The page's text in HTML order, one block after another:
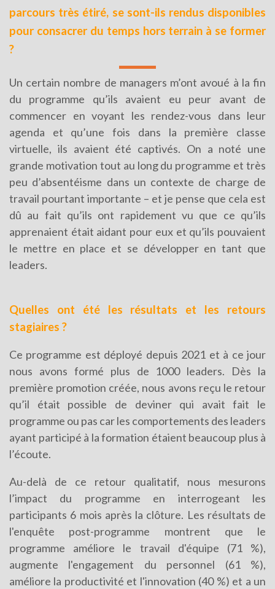
parcours très étiré, se sont-ils rendus disponibles
pour consacrer du temps hors terrain à se former
?
Un certain nombre de managers m’ont avoué à la fin
du programme qu’ils avaient eu peur avant de
commencer en voyant les rendez-vous dans leur
agenda et qu’une fois dans la première classe
virtuelle, ils avaient été captivés. On a noté une
grande motivation tout au long du programme et très
peu d’absentéisme dans un contexte de charge de
travail pourtant importante – et je pense que cela est
dû au fait qu’ils ont rapidement vu que ce qu’ils
apprenaient était aidant pour eux et qu’ils pouvaient
le mettre en place et se développer en tant que
leaders.
Quelles ont été les résultats et les retours
stagiaires ?
Ce programme est déployé depuis 2021 et à ce jour
nous avons formé plus de 1000 leaders. Dès la
première promotion créée, nous avons reçu le retour
qu’il était possible de deviner qui avait fait le
programme ou pas car les comportements des leaders
ayant participé à la formation étaient beaucoup plus à
l’écoute.
Au-delà de ce retour qualitatif, nous mesurons
l’impact du programme en interrogeant les
participants 6 mois après la clôture. Les résultats de
l'enquête post-programme montrent que le
programme améliore le travail d'équipe (71 %),
augmente l'engagement du personnel (61 %),
améliore la productivité et l'innovation (40 %) et a un